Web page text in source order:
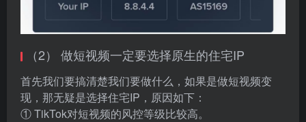
（2） 做短视频一定要选择原生的住宅IP
首先我们要搞清楚我们要做什么，如果是做短视频变
现，那无疑是选择住宅IP，原因如下：
① TikTok对短视频的风控等级比较高。